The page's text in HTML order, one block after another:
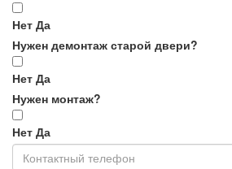
Нет Да
Нужен демонтаж старой двери?
Нет Да
Нужен монтаж?
Нет Да